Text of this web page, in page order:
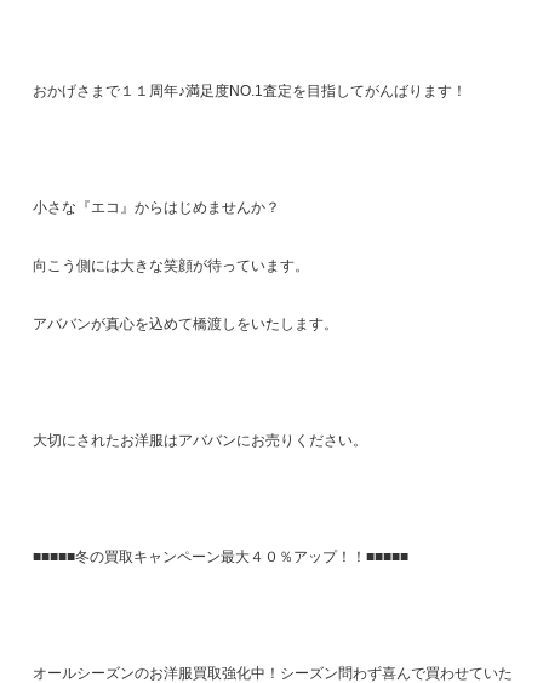
おかげさまで１１周年♪満足度NO.1査定を目指してがんばります！
小さな『エコ』からはじめませんか？
向こう側には大きな笑顔が待っています。
アババンが真心を込めて橋渡しをいたします。
大切にされたお洋服はアババンにお売りください。
■■■■■冬の買取キャンペーン最大４０％アップ！！■■■■■
オールシーズンのお洋服買取強化中！シーズン問わず喜んで買わせていた